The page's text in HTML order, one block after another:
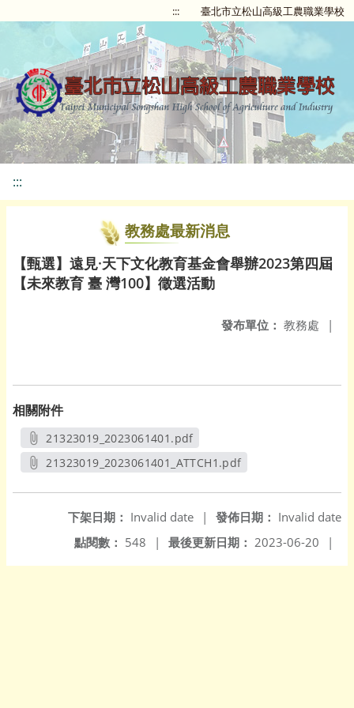
::: 臺北市立松山高級工農職業學校
:::
教務處最新消息
【甄選】遠見·天下文化教育基金會舉辦2023第四屆
【未來教育 臺 灣100】徵選活動
發布單位： 教務處 |
相關附件
21323019_2023061401.pdf
另開新視窗
21323019_2023061401_ATTCH1.pdf
發佈日期： Invalid date
下架日期： Invalid date
|
最後更新日期： 2023-06-20 |
點閱數： 548 |